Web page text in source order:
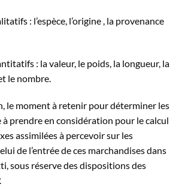
: l’espèce, l’origine , la provenance
: la valeur, le poids, la longueur, la
le nombre.
le moment à retenir pour déterminer les
à prendre en considération pour le calcul
assimilées à percevoir sur les
de l’entrée de ces marchandises dans
sous réserve des dispositions des